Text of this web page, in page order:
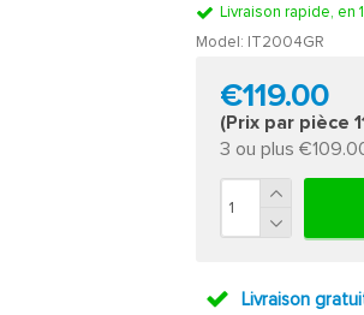
Livraison rapide, en
Model:
IT2004GR
€119.00
(Prix par pièce
3 ou plus
Livraison